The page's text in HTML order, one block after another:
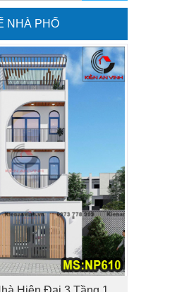
NHÀ PHỐ